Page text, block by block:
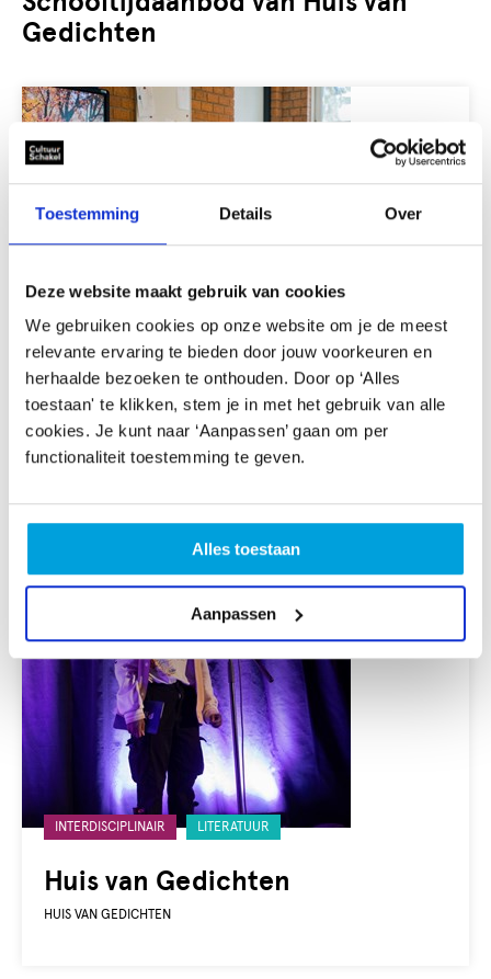
Toestemming Details Over
Deze website maakt gebruik van cookies
We gebruiken cookies op onze website om je de meest
relevante ervaring te bieden door jouw voorkeuren en
herhaalde bezoeken te onthouden. Door op ‘Alles
toestaan' te klikken, stem je in met het gebruik van alle
cookies. Je kunt naar ‘Aanpassen’ gaan om per
functionaliteit toestemming te geven.
Alles toestaan
Aanpassen
Gedichten
Huis van Gedichten
met:
INTERDISCIPLINAIR LITERATUUR
HUIS VAN GEDICHTEN
Huis van Gedichten
Gelabeld
met:
INTERDISCIPLINAIR LITERATUUR
HUIS VAN GEDICHTEN